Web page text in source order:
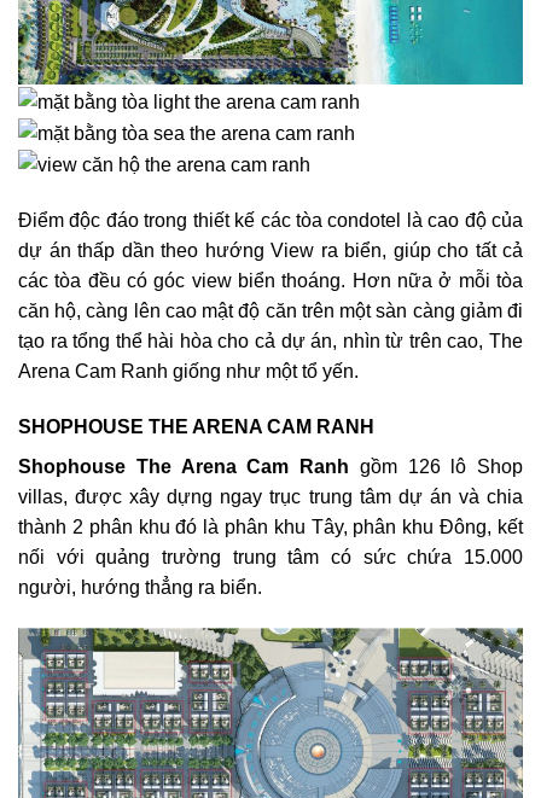
Điểm độc đáo trong thiết kế các tòa condotel là cao độ của
dự án thấp dần theo hướng View ra biển, giúp cho tất cả
các tòa đều có góc view biển thoáng. Hơn nữa ở mỗi tòa
căn hộ, càng lên cao mật độ căn trên một sàn càng giảm đi
tạo ra tổng thể hài hòa cho cả dự án, nhìn từ trên cao, The
Arena Cam Ranh giống như một tổ yến.
SHOPHOUSE THE ARENA CAM RANH
Shophouse The Arena Cam Ranh gồm 126 lô Shop
villas, được xây dựng ngay trục trung tâm dự án và chia
thành 2 phân khu đó là phân khu Tây, phân khu Đông, kết
nối với quảng trường trung tâm có sức chứa 15.000
người, hướng thẳng ra biển.